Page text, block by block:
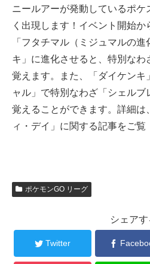
ニールアーが発動しているポケ
く出現します！イベント開始か
「フタチマル（ミジュマルの
キ」に進化させると、特別なわ
覚えます。また、「ダイケンキ
ャル」で特別なわざ「シェルブ
覚えることができます。詳細は
ィ・デイ」に関する記事をご覧
ポケモンGO リーグ
シェアす
Twitter